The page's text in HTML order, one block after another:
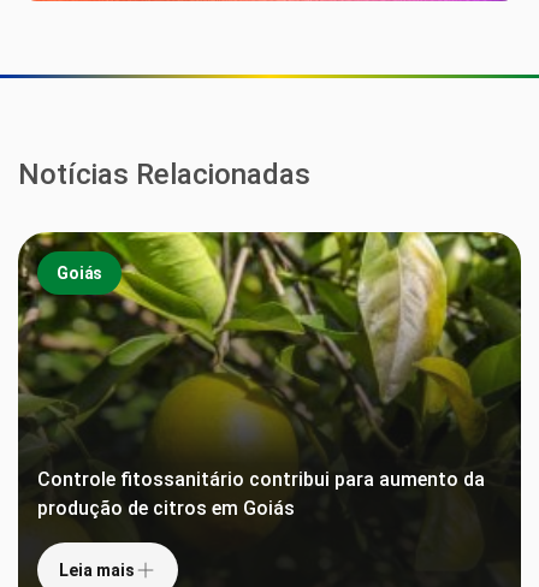
Notícias Relacionadas
Goiás
Controle fitossanitário contribui para aumento da
produção de citros em Goiás
Leia mais